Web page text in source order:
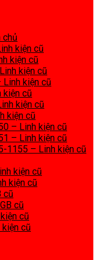
chủ
kiện cũ
kiện cũ
kiện cũ
Linh kiện cũ
kiện cũ
kiện cũ
kiện cũ
– Linh kiện cũ
– Linh kiện cũ
1155 – Linh kiện cũ
kiện cũ
kiện cũ
cũ
cũ
cũ
cũ